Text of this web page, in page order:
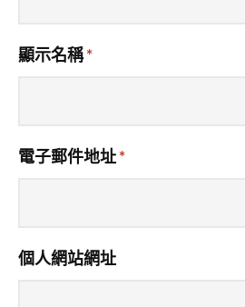
顯示名稱*
電子郵件地址*
個人網站網址